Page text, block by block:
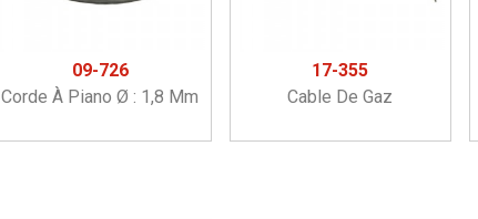
09-726
Corde À Piano Ø : 1,8 Mm
17-355
Cable De Gaz